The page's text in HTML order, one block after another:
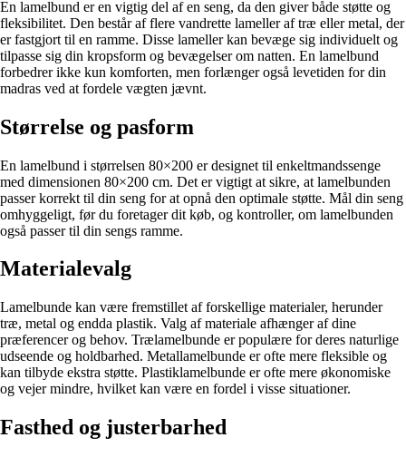
En lamelbund er en vigtig del af en seng, da den giver både støtte og
fleksibilitet. Den består af flere vandrette lameller af træ eller metal, der
er fastgjort til en ramme. Disse lameller kan bevæge sig individuelt og
tilpasse sig din kropsform og bevægelser om natten. En lamelbund
forbedrer ikke kun komforten, men forlænger også levetiden for din
madras ved at fordele vægten jævnt.
Størrelse og pasform
En lamelbund i størrelsen 80×200 er designet til enkeltmandssenge
med dimensionen 80×200 cm. Det er vigtigt at sikre, at lamelbunden
passer korrekt til din seng for at opnå den optimale støtte. Mål din seng
omhyggeligt, før du foretager dit køb, og kontroller, om lamelbunden
også passer til din sengs ramme.
Materialevalg
Lamelbunde kan være fremstillet af forskellige materialer, herunder
træ, metal og endda plastik. Valg af materiale afhænger af dine
præferencer og behov. Trælamelbunde er populære for deres naturlige
udseende og holdbarhed. Metallamelbunde er ofte mere fleksible og
kan tilbyde ekstra støtte. Plastiklamelbunde er ofte mere økonomiske
og vejer mindre, hvilket kan være en fordel i visse situationer.
Fasthed og justerbarhed